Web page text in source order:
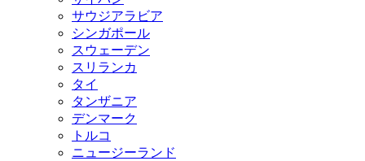
サウジアラビア
シンガポール
スウェーデン
スリランカ
タイ
タンザニア
デンマーク
トルコ
ニュージーランド